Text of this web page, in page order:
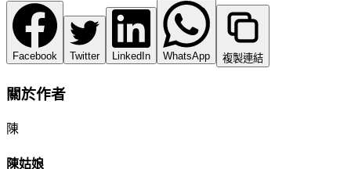
Facebook Twitter LinkedIn WhatsApp 複製連結
關於作者
陳
陳姑娘